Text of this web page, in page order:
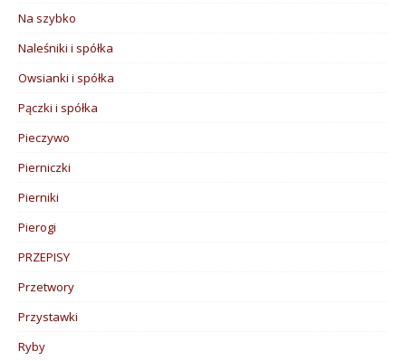
Na szybko
Naleśniki i spółka
Owsianki i spółka
Pączki i spółka
Pieczywo
Pierniczki
Pierniki
Pierogi
PRZEPISY
Przetwory
Przystawki
Ryby